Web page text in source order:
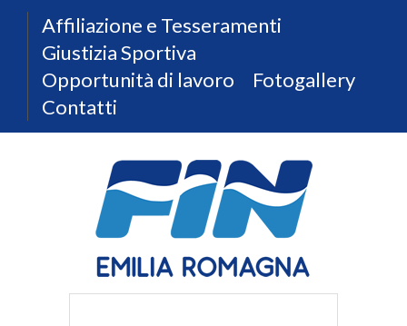
Affiliazione e Tesseramenti
Giustizia Sportiva
Opportunità di lavoro
Fotogallery
Contatti